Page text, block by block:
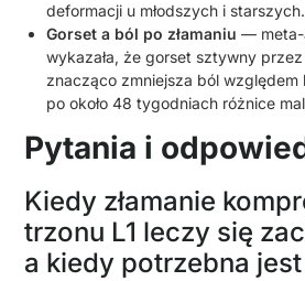
deformacji u młodszych i starszych.
Gorset a ból po złamaniu — meta-
wykazała, że gorset sztywny
znacząco zmniejsza ból względem
po około 48 tygodniach różnice
Pytania i
Kiedy złamanie
trzonu L1 leczy się
a kiedy potrzebna